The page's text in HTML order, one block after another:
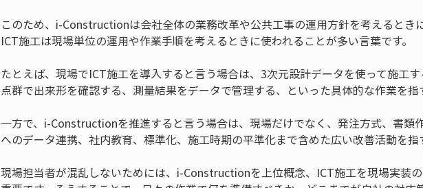
このため、i-Constructionは会社全体の業務改革や公共工事の運用方針を考えるとき
ICT施工は現場単位の運用や作業手順を考えるときに使われることが多い言葉です。
たとえば、現場でICT施工を導入すると言う場合は、3次元設計データを使って施工
点群で出来形を確認する、測量結果をデータで管理する、といった具体的な作業を
一方で、i-Constructionを推進すると言う場合は、現場だけでなく、発注方式、書類
へのデータ連携、社内教育、標準化、施工時期の平準化まで含めた広い改善活動を指
現場担当者が混乱しないためには、i-Constructionを上位概念、ICT施工を現場実装